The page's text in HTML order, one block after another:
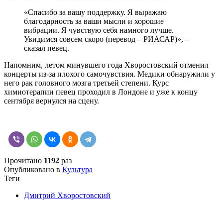
«Спасибо за вашу поддержку. Я выражаю
благодарность за ваши мысли и хорошие
вибрации. Я чувствую себя намного лучше.
Увидимся совсем скоро (перевод – РИАСАР)», –
сказал певец.
Напомним, летом минувшего года Хворостовский отменил
концерты из-за плохого самочувствия. Медики обнаружили у
него рак головного мозга третьей степени. Курс
химиотерапии певец проходил в Лондоне и уже к концу
сентября вернулся на сцену.
Прочитано 1192 раз
Опубликовано в Культура
Теги
Дмитрий Хворостовский